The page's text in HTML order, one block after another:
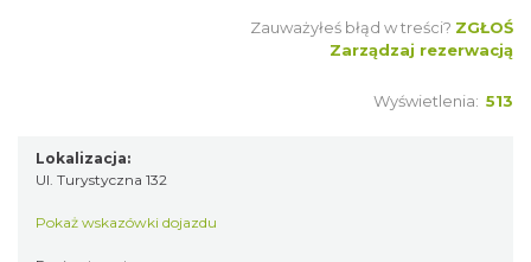
Zauważyłeś błąd w treści? ZGŁOŚ
Zarządzaj rezerwacją
Wyświetlenia: 513
Lokalizacja:
Ul. Turystyczna 132
Pokaż wskazówki dojazdu